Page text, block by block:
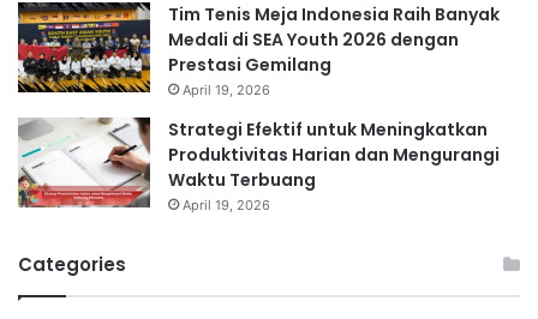
Tim Tenis Meja Indonesia Raih Banyak
Medali di SEA Youth 2026 dengan
Prestasi Gemilang
April 19, 2026
Strategi Efektif untuk Meningkatkan
Produktivitas Harian dan Mengurangi
Waktu Terbuang
April 19, 2026
Categories